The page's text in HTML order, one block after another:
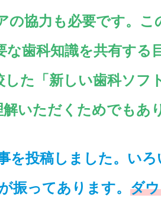
の協力も必要です。こ
歯科知識を共有する
した「新しい歯科ソフ
いただくためでもあ
を投稿しました。い
振ってあります。 ダ